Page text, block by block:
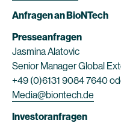
Anfragen an BioNTech
Presseanfragen
Jasmina Alatovic
Senior Manager Global
+49 (0)6131 9084 7640
Media@biontech.de
Investoranfragen